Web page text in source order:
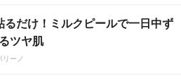
るだけ！ミルクピールで一日中ず
ツヤ肌
リーノ